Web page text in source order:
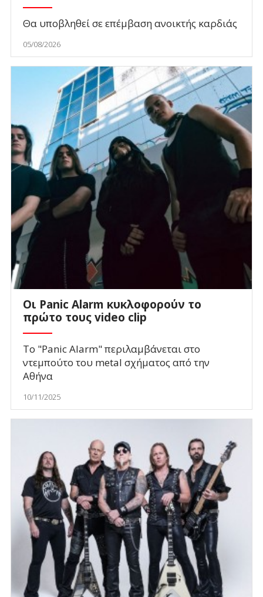
Θα υποβληθεί σε επέμβαση ανοικτής καρδιάς
05/08/2026
Οι Panic Alarm κυκλοφορούν το
πρώτο τους video clip
Το "Panic Alarm" περιλαμβάνεται στο
ντεμπούτο του metal σχήματος από την
Αθήνα
10/11/2025